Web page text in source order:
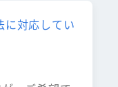
に対応してい